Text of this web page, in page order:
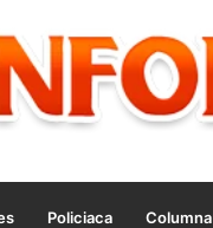
Policiaca Columna